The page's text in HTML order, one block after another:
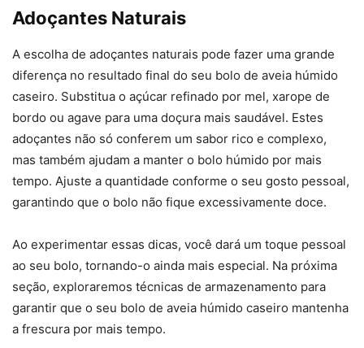
Adoçantes Naturais
A escolha de adoçantes naturais pode fazer uma grande
diferença no resultado final do seu bolo de aveia húmido
caseiro. Substitua o açúcar refinado por mel, xarope de
bordo ou agave para uma doçura mais saudável. Estes
adoçantes não só conferem um sabor rico e complexo,
mas também ajudam a manter o bolo húmido por mais
tempo. Ajuste a quantidade conforme o seu gosto pessoal,
garantindo que o bolo não fique excessivamente doce.
Ao experimentar essas dicas, você dará um toque pessoal
ao seu bolo, tornando-o ainda mais especial. Na próxima
seção, exploraremos técnicas de armazenamento para
garantir que o seu bolo de aveia húmido caseiro mantenha
a frescura por mais tempo.